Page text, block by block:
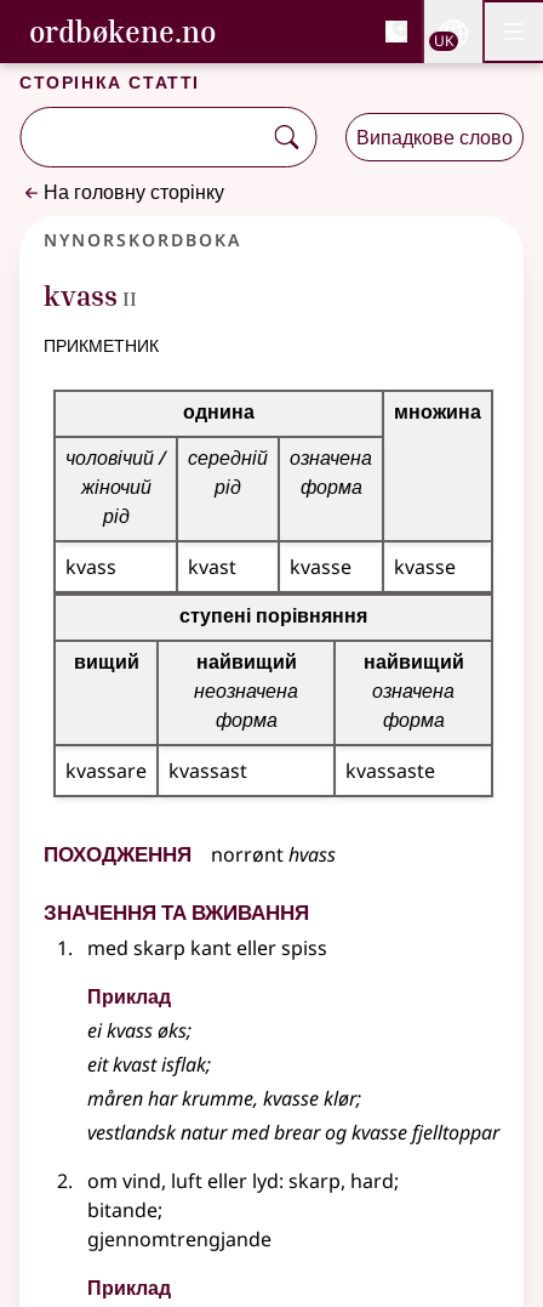
Перейти до основного вмісту
Доступність
ordbøkene.no, Cловник букмола та
Cловник букмола та Словник нюношка
UK
Сторінка статті
Випадкове слово
На головну сторінку
Nynorskordboka
kvass 2
II
прикметник
Таблиця відмінювання для цього прикметника
однина
множина
чоловічий /
жіночий
рід
середній
рід
означена
форма
kvass kvast kvasse
kvasse
Таблиця відмінювання для цього прикметника
ступені порівняння
вищий
найвищий
неозначена
форма
найвищий
означена
форма
kvassare
kvassast kvassaste
Походження norrønthvass
Значення та вживання
med skarp kant eller spiss
Приклад
ei kvass øks;
eit kvast isflak;
måren har krumme, kvasse klør;
vestlandsk natur med brear og kvasse fjelltoppar
om vind, luft eller lyd: skarp, hard;
bitande;
gjennomtrengjande
Приклад